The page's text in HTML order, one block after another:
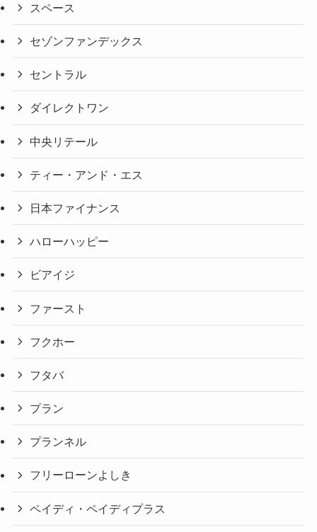
スペース
セゾンファンデックス
セントラル
ダイレクトワン
中央リテール
ティー・アンド・エス
日本ファイナンス
ハローハッピー
ビアイジ
ファースト
フクホー
フタバ
プラン
プランネル
フリーローンよしき
ペイディ・ペイディプラス